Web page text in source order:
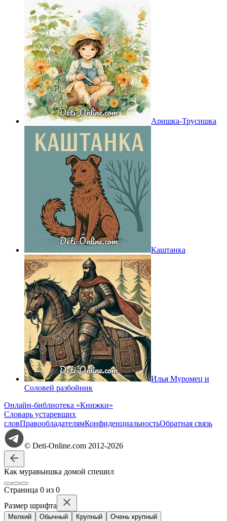
Аришка-Трусишка
Каштанка
Илья Муромец и
Соловей разбойник
Онлайн-библиотека «Книжки»
Словарь устаревших
словПравообладателямКонфиденциальностьОбратная связь
© Deti-Online.com 2012-2026
Как муравьишка домой спешил
Страница 0 из 0
Размер шрифта
Мелкий Обычный Крупный Очень крупный